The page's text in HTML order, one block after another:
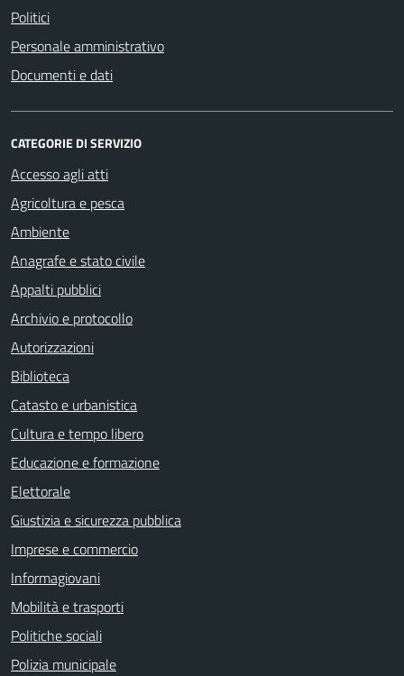
Politici
Personale amministrativo
Documenti e dati
CATEGORIE DI SERVIZIO
Accesso agli atti
Agricoltura e pesca
Ambiente
Anagrafe e stato civile
Appalti pubblici
Archivio e protocollo
Autorizzazioni
Biblioteca
Catasto e urbanistica
Cultura e tempo libero
Educazione e formazione
Elettorale
Giustizia e sicurezza pubblica
Imprese e commercio
Informagiovani
Mobilità e trasporti
Politiche sociali
Polizia municipale